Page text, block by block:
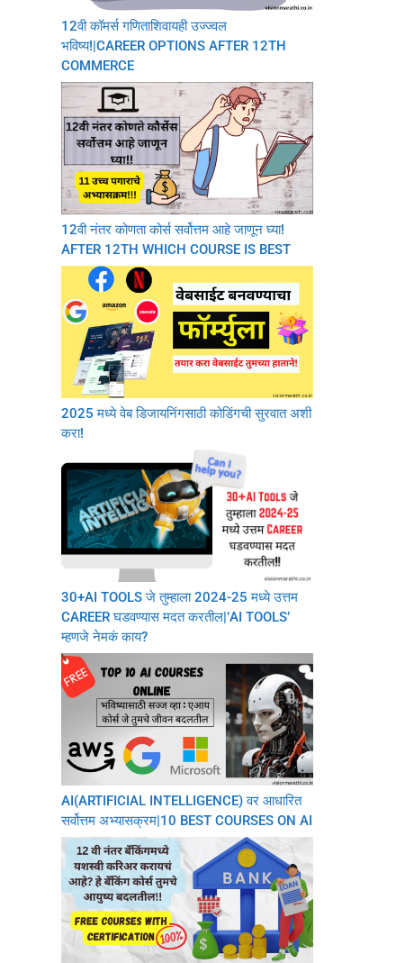
12वी कॉमर्स गणिताशिवायही उज्ज्वल
भविष्य!|CAREER OPTIONS AFTER 12TH
COMMERCE
12वी नंतर कोणता कोर्स सर्वोत्तम आहे जाणून घ्या!
AFTER 12TH WHICH COURSE IS BEST
2025 मध्ये वेब डिजायनिंगसाठी कोडिंगची सुरवात अशी
करा!
30+AI TOOLS जे तुम्हाला 2024-25 मध्ये उत्तम
CAREER घडवण्यास मदत करतील|’AI TOOLS’
म्हणजे नेमकं काय?
AI(ARTIFICIAL INTELLIGENCE) वर आधारित
सर्वोत्तम अभ्यासक्रम|10 BEST COURSES ON AI